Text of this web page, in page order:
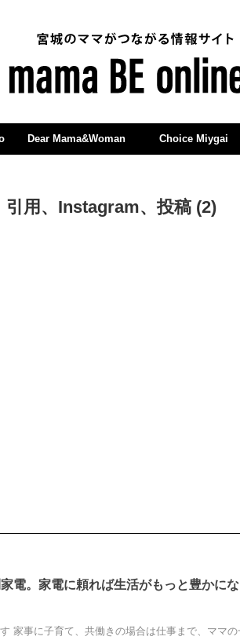
Dear Mama&Woman Choice Miygai
用、Instagram、投稿 (2)
電。家電に頼れば生活がもっと豊かにな
家事に子育て、共働きの場合は仕事まで、ママの